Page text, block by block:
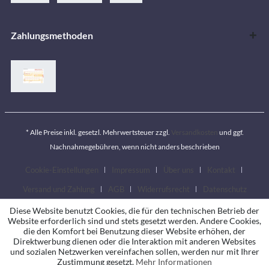
Zahlungsmethoden
* Alle Preise inkl. gesetzl. Mehrwertsteuer zzgl.
und ggf.
Nachnahmegebühren, wenn nicht anders beschrieben
Diese Website benutzt Cookies, die für den technischen Betrieb der
Website erforderlich sind und stets gesetzt werden. Andere Cookies,
die den Komfort bei Benutzung dieser Website erhöhen, der
Direktwerbung dienen oder die Interaktion mit anderen Websites
und sozialen Netzwerken vereinfachen sollen, werden nur mit Ihrer
Zustimmung gesetzt. Mehr Informationen